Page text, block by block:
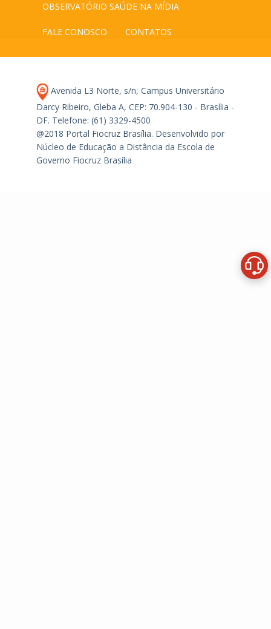
OBSERVATÓRIO SAÚDE NA MÍDIA
FALE CONOSCO CONTATOS
Avenida L3 Norte, s/n, Campus Universitário
Darcy Ribeiro, Gleba A, CEP: 70.904-130 - Brasília -
DF. Telefone: (61) 3329-4500
@2018 Portal Fiocruz Brasília. Desenvolvido por
Núcleo de Educação a Distância da Escola de
Governo Fiocruz Brasília